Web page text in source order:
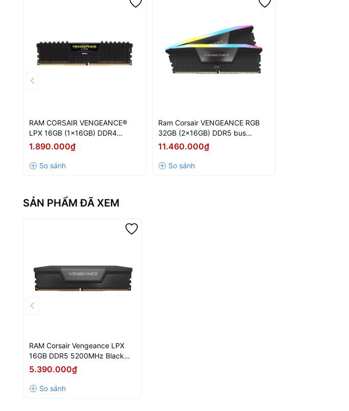
RAM CORSAIR VENGEANCE®
LPX 16GB (1x16GB) DDR4
3200Mhz
1.890.000₫
Ram Corsair VENGEANCE RGB
32GB (2x16GB) DDR5 bus
5600MHz Black
(CMH32GX5M2B5600C40K)
11.460.000₫
SẢN PHẨM ĐÃ XEM
RAM Corsair Vengeance LPX
16GB DDR5 5200MHz Black
(CMK16GX5M1B5200C40)
5.390.000₫